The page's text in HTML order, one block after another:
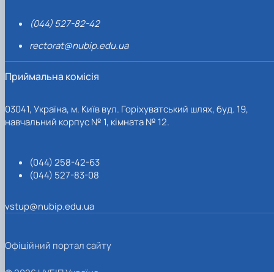
(044) 527-82-42
rectorat@nubip.edu.ua
Приймальна комісія
03041, Україна, м. Київ вул. Горіхуватський шлях, буд. 19,
навчальний корпус № 1, кімната № 12.
(044) 258-42-63
(044) 527-83-08
vstup@nubip.edu.ua
Офіційний портал сайту